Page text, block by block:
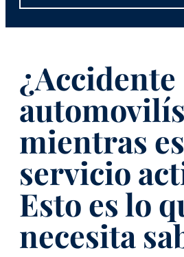
¿Accidente
mientras
servicio
Esto es lo
necesita